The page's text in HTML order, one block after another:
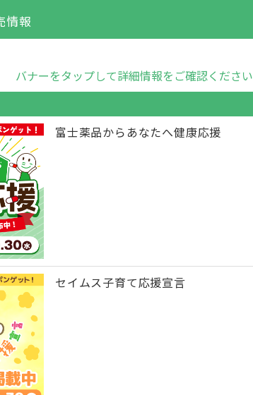
情報
バナーをタップして詳細情報をご確認ください
富士薬品からあなたへ健康応援
セイムス子育て応援宣言